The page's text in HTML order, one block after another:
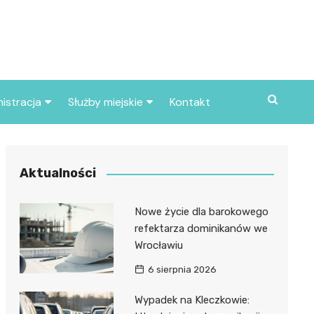
miasta
Służby miejskie
Policja
Kontakt
Aktualności
Nowe życie dla barokowego
refektarza dominikanów we
Wrocławiu
6 sierpnia 2026
Wypadek na Kleczkowie: